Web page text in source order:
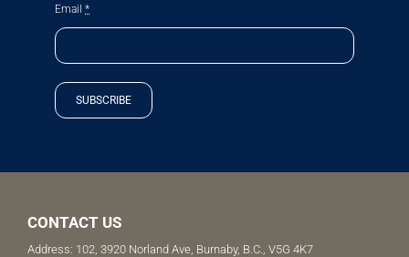
Email *
SUBSCRIBE
CONTACT US
Address: 102, 3920 Norland Ave, Burnaby, B.C., V5G 4K7